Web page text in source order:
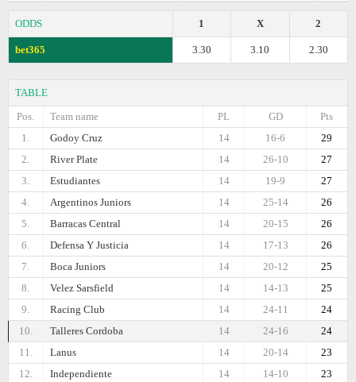
ODDS 2
X
1
bet365 2.30
3.10
3.30
TABLE
Pos.
Team name Pts
GD
PL
1.
Godoy Cruz 29
16-6
14
2.
River Plate 27
26-10
14
3.
Estudiantes 27
19-9
14
4.
Argentinos Juniors 26
25-14
14
5.
Barracas Central 26
20-15
14
6.
Defensa Y Justicia 26
17-13
14
7.
Boca Juniors 25
20-12
14
8.
Velez Sarsfield 25
14-13
14
9.
Racing Club 24
24-11
14
10.
Talleres Cordoba 24
24-16
14
11.
Lanus 23
20-14
14
12.
Independiente 23
14-10
14